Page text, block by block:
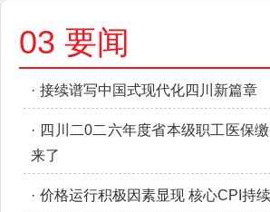
03 要闻
· 接续谱写中国式现代化四川新篇章
· 四川二0二六年度省本级职工医保
来了
· 价格运行积极因素显现 核心CPI持